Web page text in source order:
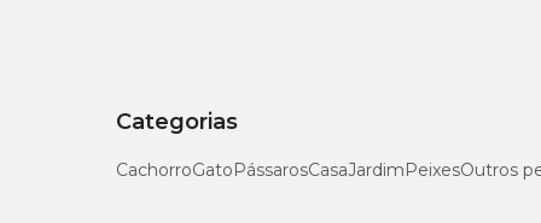
Categorias
CachorroGatoPássarosCasaJardimPeixesOutros